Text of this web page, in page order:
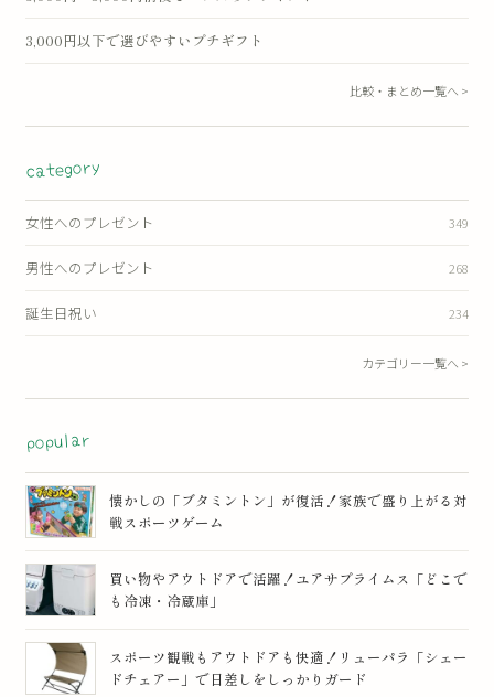
3,000円以下で選びやすいプチギフト
比較・まとめ一覧へ >
category
女性へのプレゼント 349
男性へのプレゼント 268
誕生日祝い 234
カテゴリー一覧へ >
popular
懐かしの「ブタミントン」が復活！家族で盛り上がる対
戦スポーツゲーム
買い物やアウトドアで活躍！ユアサプライムス「どこで
も冷凍・冷蔵庫」
スポーツ観戦もアウトドアも快適！リューパラ「シェー
ドチェアー」で日差しをしっかりガード